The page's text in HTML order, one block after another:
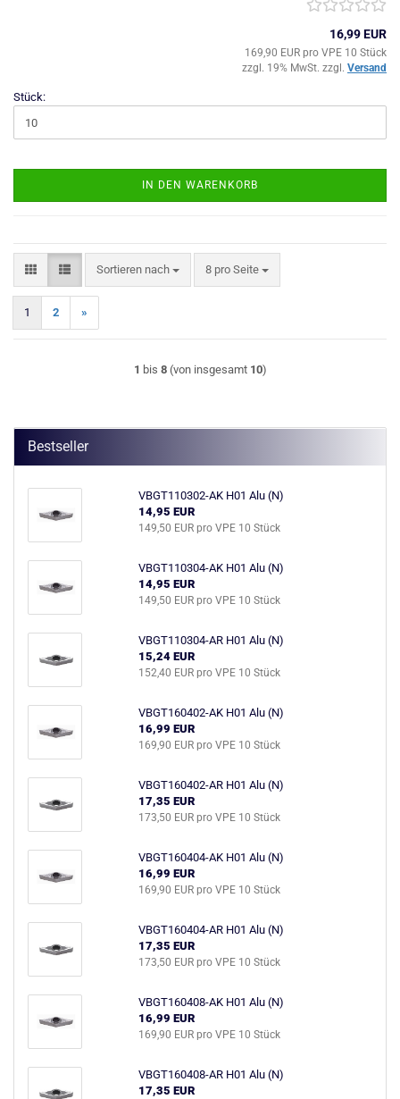
16,99 EUR
169,90 EUR pro VPE 10 Stück
zzgl. 19% MwSt. zzgl. Versand
Stück:
IN DEN WARENKORB
Sortieren nach
Sortieren nach 8 pro Seite
pro Seite
1 2 »
1 bis 8(von insgesamt 10)
Bestseller
VBGT110302-AK H01 Alu (N)
14,95 EUR
149,50 EUR pro VPE 10 Stück
VBGT110304-AK H01 Alu (N)
14,95 EUR
149,50 EUR pro VPE 10 Stück
VBGT110304-AR H01 Alu (N)
15,24 EUR
152,40 EUR pro VPE 10 Stück
VBGT160402-AK H01 Alu (N)
16,99 EUR
169,90 EUR pro VPE 10 Stück
VBGT160402-AR H01 Alu (N)
17,35 EUR
173,50 EUR pro VPE 10 Stück
VBGT160404-AK H01 Alu (N)
16,99 EUR
169,90 EUR pro VPE 10 Stück
VBGT160404-AR H01 Alu (N)
17,35 EUR
173,50 EUR pro VPE 10 Stück
VBGT160408-AK H01 Alu (N)
16,99 EUR
169,90 EUR pro VPE 10 Stück
VBGT160408-AR H01 Alu (N)
17,35 EUR